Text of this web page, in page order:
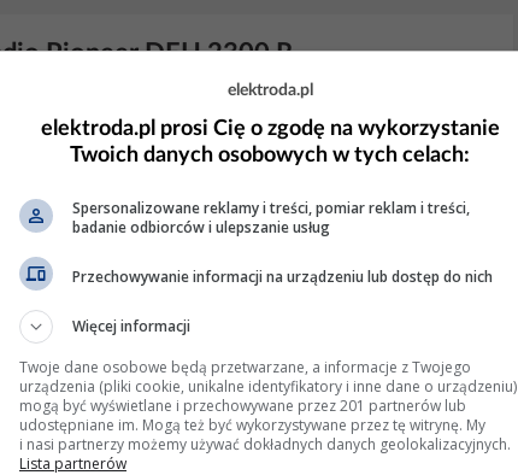
Pioneer DEH 2300 R
panela na czerwony.Obecnie mam kilka kolorów
Odpowiedzi: 3 Wyświetleń: 3326
rgb + program na raspberry pi
waga z elektroniką. Kolory będą określane dla
1704
elektroda.pl
elektroda.pl prosi Cię o zgodę na wykorzystanie
Twoich danych osobowych w tych celach:
Spersonalizowane reklamy i treści, pomiar reklam i treści,
badanie odbiorców i ulepszanie usług
Przechowywanie informacji na urządzeniu lub dostęp do nich
Więcej informacji
Twoje dane osobowe będą przetwarzane, a informacje z Twojego
urządzenia (pliki cookie, unikalne identyfikatory i inne dane o urządzeniu)
mogą być wyświetlane i przechowywane przez 201 partnerów lub
udostępniane im. Mogą też być wykorzystywane przez tę witrynę. My
i nasi partnerzy możemy używać dokładnych danych geolokalizacyjnych.
Lista partnerów